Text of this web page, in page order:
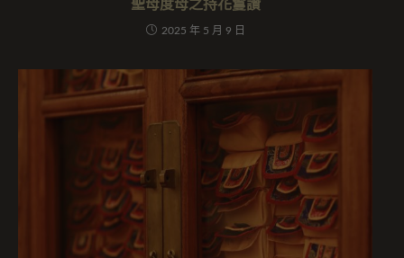
聖母度母之持花鬘讚
2025 年 5 月 9 日